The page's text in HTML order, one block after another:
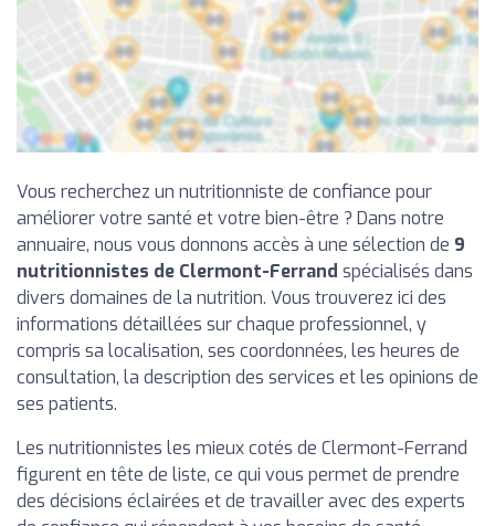
Vous recherchez un nutritionniste de confiance pour
améliorer votre santé et votre bien-être ? Dans notre
annuaire, nous vous donnons accès à une sélection de 9
nutritionnistes de Clermont-Ferrand spécialisés dans
divers domaines de la nutrition. Vous trouverez ici des
informations détaillées sur chaque professionnel, y
compris sa localisation, ses coordonnées, les heures de
consultation, la description des services et les opinions de
ses patients.
Les nutritionnistes les mieux cotés de Clermont-Ferrand
figurent en tête de liste, ce qui vous permet de prendre
des décisions éclairées et de travailler avec des experts